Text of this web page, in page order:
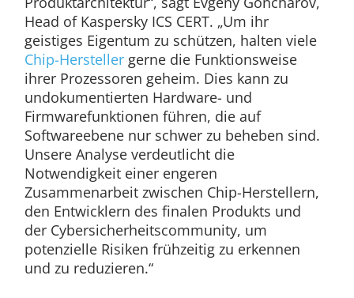
Head of Kaspersky ICS CERT. „Um ihr
geistiges Eigentum zu schützen, halten viele
Chip-Herstellergerne die Funktionsweise
ihrer Prozessoren geheim. Dies kann zu
undokumentierten Hardware- und
Firmwarefunktionen führen, die auf
Softwareebene nur schwer zu beheben sind.
Unsere Analyse verdeutlicht die
Notwendigkeit einer engeren
Zusammenarbeit zwischen Chip-Herstellern,
den Entwicklern des finalen Produkts und
der Cybersicherheitscommunity, um
potenzielle Risiken frühzeitig zu erkennen
und zu reduzieren.“